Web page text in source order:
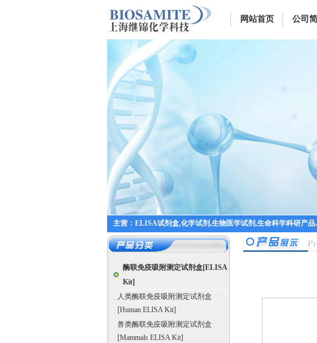
网站首页 公司
主营：ELISA试剂盒,化学试剂,生物医学试剂,生命科学科研产品.
酶联免疫吸附测定试剂盒[ELISA
Kit]
人类酶联免疫吸附测定试剂盒
[Human ELISA Kit]
兽类酶联免疫吸附测定试剂盒
[Mammals ELISA Kit]